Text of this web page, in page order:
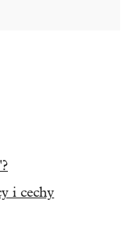
i cechy